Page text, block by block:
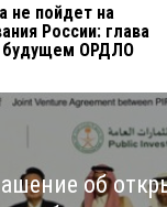
не пойдет на
России: глава
ОРДЛО
об